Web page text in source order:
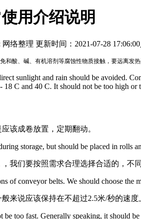
用介绍说明
网络整理 更新时间：2021-07-28 17:06:00
和酸、碱、有机溶剂等腐蚀性物质接触，要远离发
sunlight and rain should be avoided.
18 C and 40 C. It should not be too high or
该成卷放置，定期翻动。
storage, but should be placed in rolls
我们要按照需求合理选择合适的，不
of conveyor belts. We should choose
来说应该保持在不超过2.5米/秒的速
too fast. Generally speaking, it should